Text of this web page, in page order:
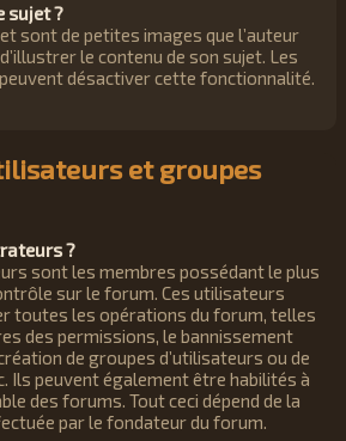
sujet ?
sont de petites images que l’auteur
le contenu de son sujet. Les
désactiver cette fonctionnalité.
et groupes
?
sont les membres possédant le plus
sur le forum. Ces utilisateurs
toutes les opérations du forum, telles
des permissions, le bannissement
de groupes d’utilisateurs ou de
Ils peuvent également être habilités à
des forums. Tout ceci dépend de la
par le fondateur du forum.